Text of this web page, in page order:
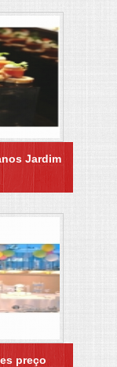
Jardim
preço